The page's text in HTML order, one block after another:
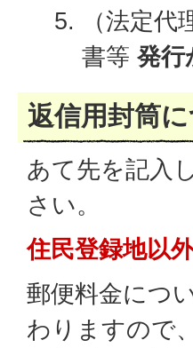
（法定
書等 発行
返信用封筒
あて先を記入
さい。
住民登録地以
郵便料金につ
わりますので